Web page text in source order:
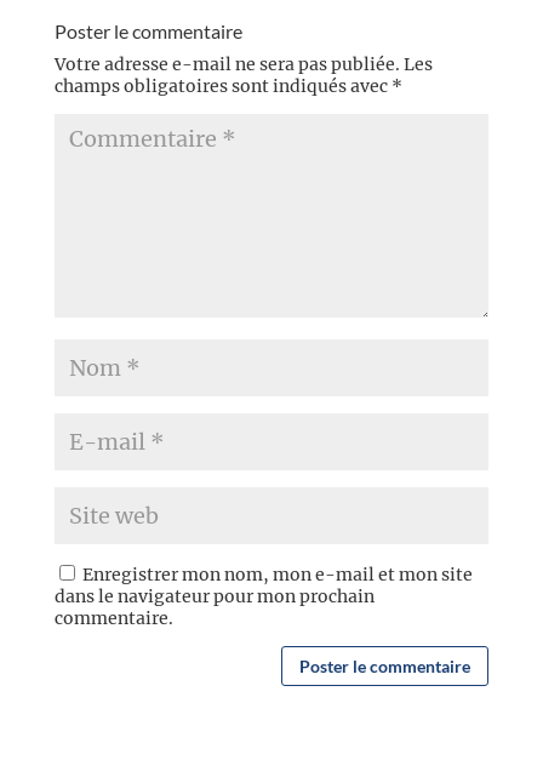
Poster le commentaire
Votre adresse e-mail ne sera pas publiée. Les
champs obligatoires sont indiqués avec *
Enregistrer mon nom, mon e-mail et mon site
dans le navigateur pour mon prochain
commentaire.